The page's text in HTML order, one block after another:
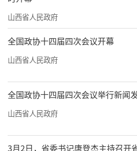
工作不在状态，村党组织陷
乡镇党建办采取“县级包联+
点指导”模式，从后备库中
爱玲任村党支部书记，并安
曹爱玲上任后，在乡镇
立“两委”责任清单，将村
度，15名党员分片联户听民
山西省人民政府
全国政协十四届四次会议开幕
山西省人民政府
全国政协十四届四次会议举行新闻
山西省人民政府
3月2日，省委书记唐登杰主持召开